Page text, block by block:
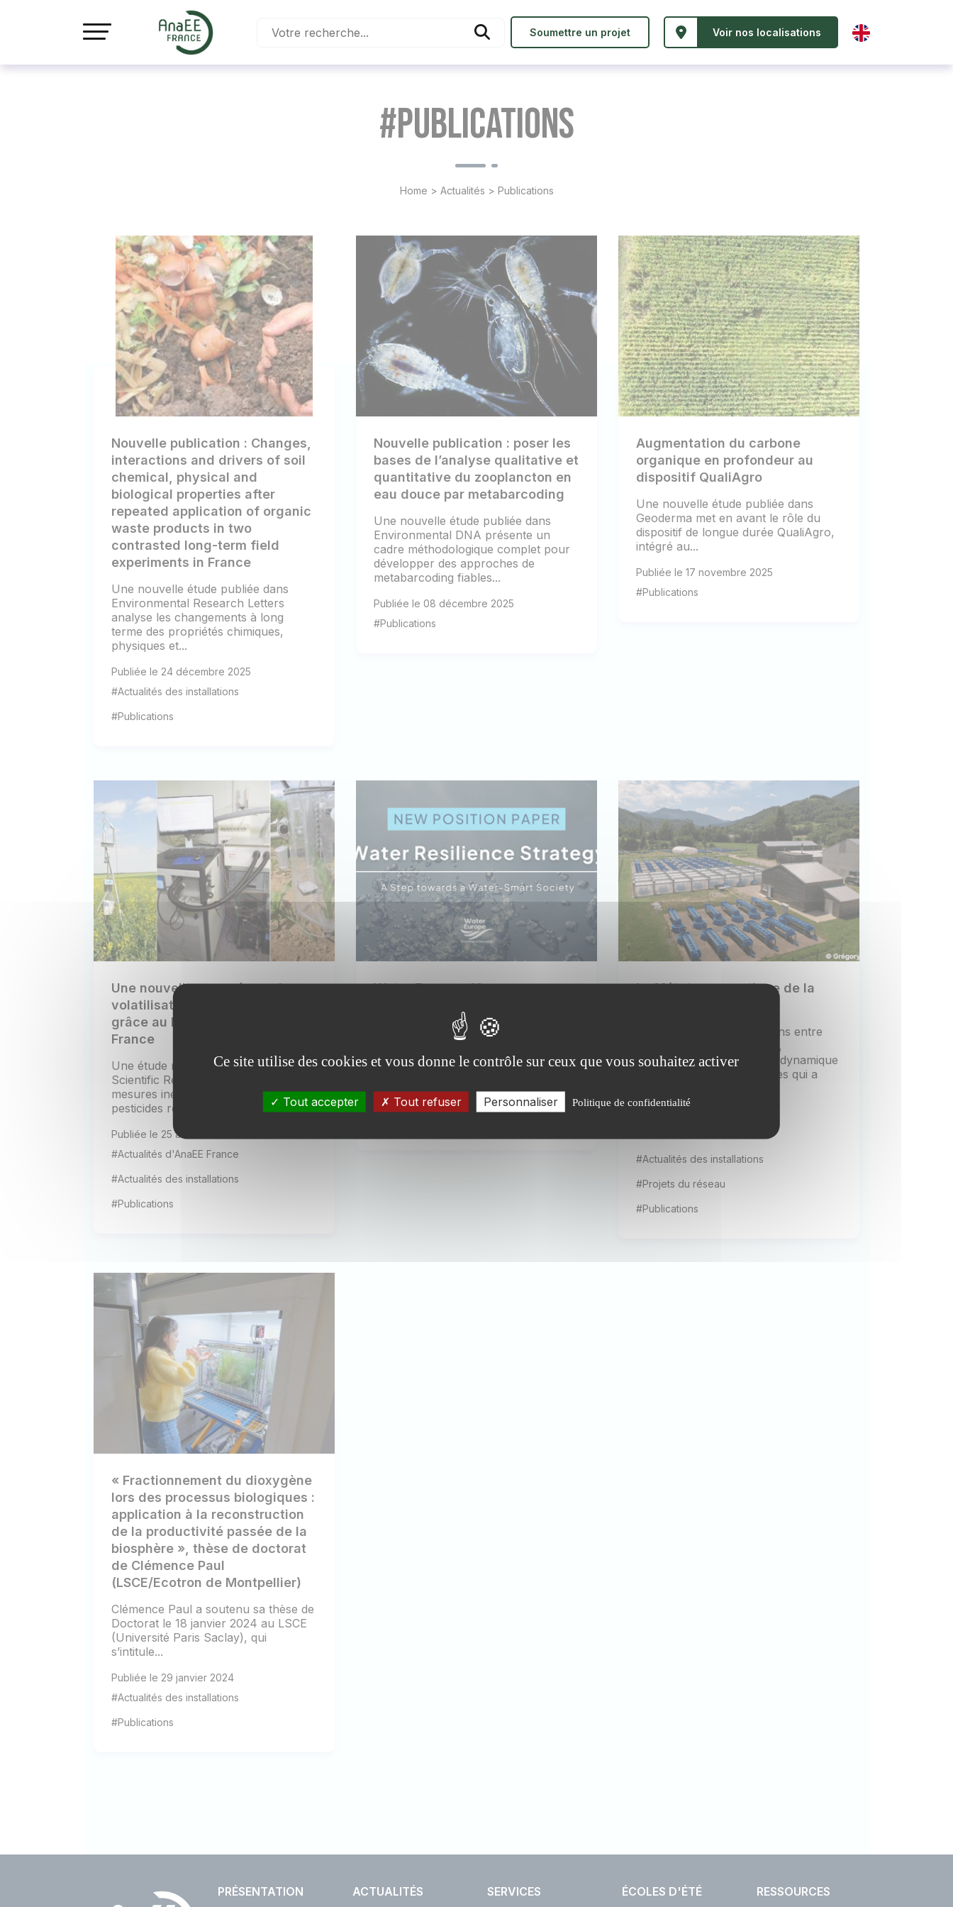
Soumettre un projet Voir nos localisations
#Publications
Home > Actualités > Publications
Nouvelle publication : Changes,
interactions and drivers of soil
chemical, physical and
biological properties after
repeated application of organic
waste products in two
contrasted long-term field
experiments in France
Une nouvelle étude publiée dans
Environmental Research Letters
analyse les changements à long
terme des propriétés chimiques,
physiques et...
Publiée le 24 décembre 2025
#Actualités des installations
#Publications
Nouvelle publication : poser les
bases de l’analyse qualitative et
quantitative du zooplancton en
eau douce par metabarcoding
Une nouvelle étude publiée dans
Environmental DNA présente un
cadre méthodologique complet pour
développer des approches de
metabarcoding fiables...
Publiée le 08 décembre 2025
#Publications
Augmentation du carbone
organique en profondeur au
dispositif QualiAgro
Une nouvelle étude publiée dans
Geoderma met en avant le rôle du
dispositif de longue durée QualiAgro,
intégré au...
Publiée le 17 novembre 2025
#Publications
Une nouvelle avancée sur la
volatilisation des pesticides
grâce au PTR-MS d’AnaEE
France
Une étude récente publiée dans
Scientific Reports présente des
mesures inédites de la volatilisation de
pesticides réalisées au champ...
Publiée le 25 août 2025
#Actualités d'AnaEE France
#Actualités des installations
#Publications
Water Europe : 10
Water Europe a publié ses 10
la gestion globale de l'eau dans un
Publiée le 30 mai 2025
Le Métatron aquatique de la
C'est l'étude des interactions entre
fragmentation des habitats,
changement climatique, et dynamique
des écosystèmes aquatiques qui a
#Actualités des installations
#Projets du réseau
#Publications
« Fractionnement du dioxygène
lors des processus biologiques :
application à la reconstruction
de la productivité passée de la
biosphère », thèse de doctorat
de Clémence Paul
(LSCE/Ecotron de Montpellier)
Clémence Paul a soutenu sa thèse de
Doctorat le 18 janvier 2024 au LSCE
(Université Paris Saclay), qui
s’intitule...
Publiée le 29 janvier 2024
#Actualités des installations
#Publications
PRÉSENTATION ACTUALITÉS SERVICES ÉCOLES D'ÉTÉ RESSOURCES
Ce site utilise des cookies et vous donne le contrôle sur ceux que vous souhaitez activer
Tout accepter Tout refuser Personnaliser Politique de confidentialité